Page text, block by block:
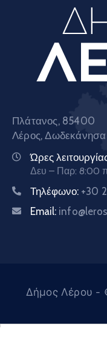
Πλάτανος, 85400
Λέρος, Δωδεκάνησα
Ώρες
Δευ – Παρ: 8:00
Τηλέφωνο: +30
Email:
Δήμος Λέρου -